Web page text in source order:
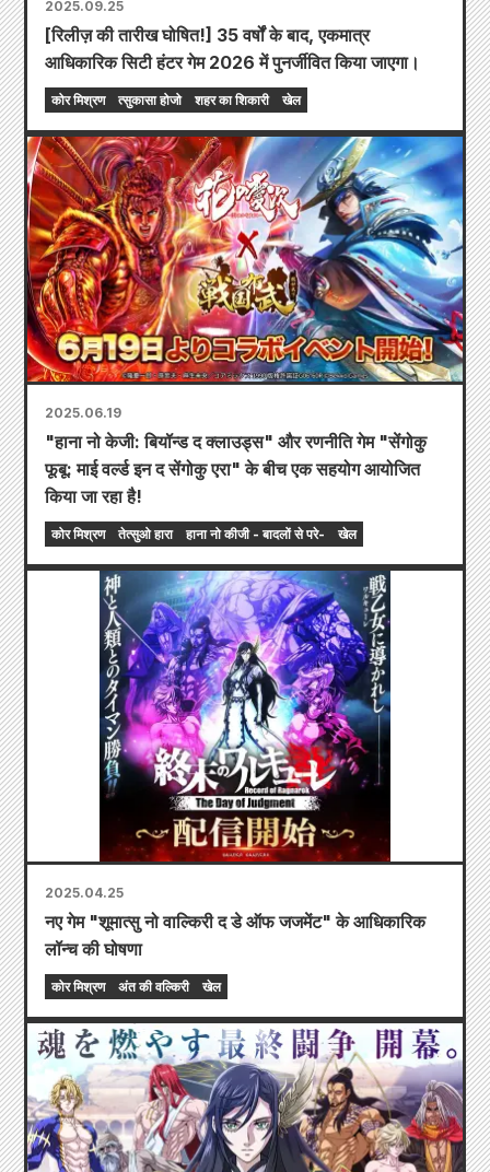
2025.09.25
[रिलीज़ की तारीख घोषित!] 35 वर्षों के बाद, एकमात्र
आधिकारिक सिटी हंटर गेम 2026 में पुनर्जीवित किया जाएगा।
कोर मिश्रण त्सुकासा होजो शहर का शिकारी खेल
2025.06.19
"हाना नो केजी: बियॉन्ड द क्लाउड्स" और रणनीति गेम "सेंगोकु
फूबू: माई वर्ल्ड इन द सेंगोकु एरा" के बीच एक सहयोग आयोजित
किया जा रहा है!
कोर मिश्रण तेत्सुओ हारा हाना नो कीजी - बादलों से परे- खेल
2025.04.25
नए गेम "शूमात्सु नो वाल्किरी द डे ऑफ जजमेंट" के आधिकारिक
लॉन्च की घोषणा
कोर मिश्रण अंत की वल्किरी खेल